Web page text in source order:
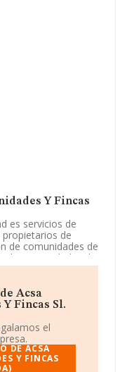
Y Fincas
es servicios de
de
de comunidades de
comunidades de
serviciosde
Limitada. La
a '%cnae%',
de
y Fincas
se encuentra en
Acsa
Fincas Sl.
el
DE ACSA
Y FINCAS